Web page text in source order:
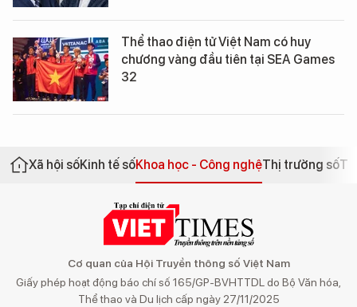
Thể thao điện tử Việt Nam có huy
chương vàng đầu tiên tại SEA Games
32
Xã hội sốKinh tế sốKhoa học - Công nghệThị trường số
Cơ quan của Hội Truyền thông số Việt Nam
Giấy phép hoạt động báo chí số 165/GP-BVHTTDL do Bộ Văn hóa,
Thể thao và Du lịch cấp ngày 27/11/2025